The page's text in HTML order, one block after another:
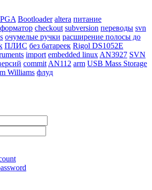
Bootloader altera питание
checkout subversion переводы svn
очумелые ручки расширение полосы до
ПЛИС без батареек Rigol DS1052E
import embedded linuxAN3927 SVN
commitAN112 arm USB Mass Storage
Williams флуд